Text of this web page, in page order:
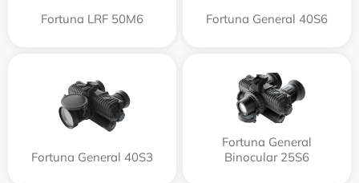
Fortuna LRF 50M6 Fortuna General 40S6
Fortuna General 40S3
Fortuna General
Binocular 25S6